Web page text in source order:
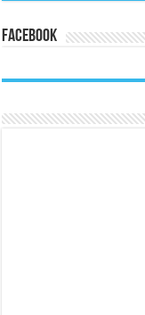
Facebook